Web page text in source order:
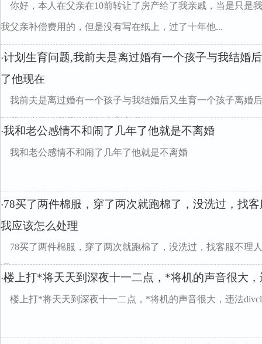
你好，本人在父亲在10前转让了房产给了我亲戚，当是只是
我父亲补偿费用的，但是没有写在纸上，过了十年他...
·计划生育问题,我前夫是离过婚有一个孩子与我结婚
了他现在
我前夫是离过婚有一个孩子与我结婚后又生育一个孩子离婚
问我们生的孩子是在计划生育内吗
·我和老公感情不和闹了几年了他就是不离婚
我和老公感情不和闹了几年了他就是不离婚
·78买了两件棉服，穿了两次就跑棉了，没洗过，找
我应该怎么处理
78买了两件棉服，穿了两次就跑棉了，没洗过，找客服不理
理
·楼上打*将天天到深夜十一二点，*将机的声音很大，
楼上打*将天天到深夜十一二点，*将机的声音很大，违法